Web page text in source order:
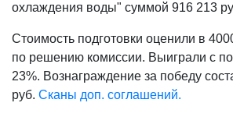
охлаждения воды" суммой 916 213
Стоимость подготовки оценили в
по решению комиссии. Выиграли с
23%. Вознаграждение за победу
руб. Сканы доп. соглашений.